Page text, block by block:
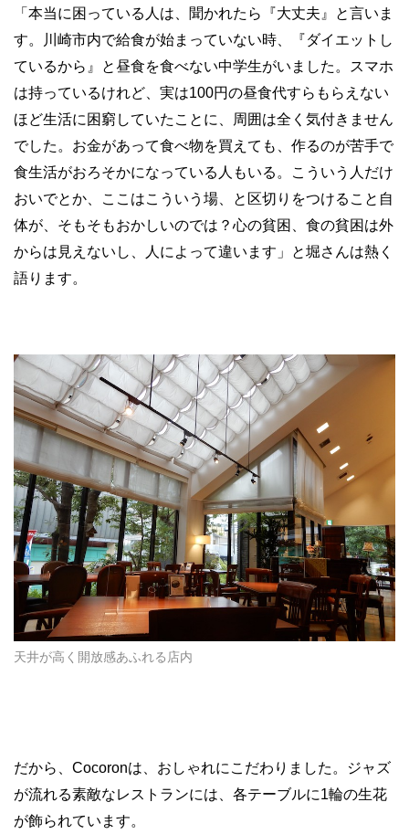
「本当に困っている人は、聞かれたら『大丈夫』と言いま
す。川崎市内で給食が始まっていない時、『ダイエットし
ているから』と昼食を食べない中学生がいました。スマホ
は持っているけれど、実は100円の昼食代すらもらえない
ほど生活に困窮していたことに、周囲は全く気付きません
でした。お金があって食べ物を買えても、作るのが苦手で
食生活がおろそかになっている人もいる。こういう人だけ
おいでとか、ここはこういう場、と区切りをつけること自
体が、そもそもおかしいのでは？心の貧困、食の貧困は外
からは見えないし、人によって違います」と堀さんは熱く
語ります。
天井が高く開放感あふれる店内
だから、 Cocoronは、おしゃれにこだわりました。ジャズ
が流れる素敵なレストランには、各テーブルに1輪の生花
が飾られています。